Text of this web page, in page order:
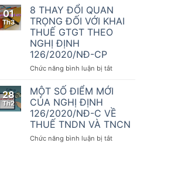
3
năm
2025
sửa
điều
Nghị
định
đổi
số
nhân
viên
kế
Đại
Lý
nhân
kế
toán
sách
bảo
mật
01
Th3
8 THAY ĐỔI QUAN
TRỌNG ĐỐI VỚI KHAI
THUẾ GTGT THEO
NGHỊ ĐỊNH
126/2020/NĐ-CP
Chức năng bình luận bị tắtở
THAY
ĐỔI
QUAN
TRỌNG
ĐỐI
VỚI
28
Th2
MỘT SỐ ĐIỂM MỚI
CỦA NGHỊ ĐỊNH
126/2020/NĐ-C VỀ
THUẾ TNDN VÀ TNCN
Chức năng bình luận bị tắtở